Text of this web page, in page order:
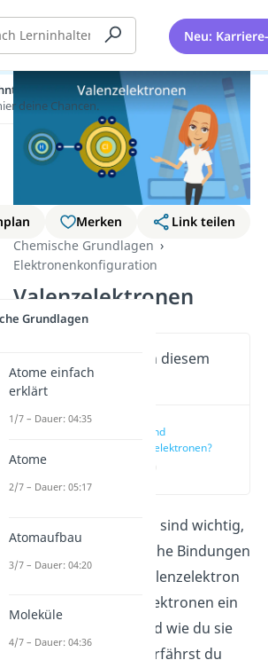
Neu:
Merken
Link teilen
Chemische Grundlagen
Elektronenkonfiguration
Valenzelektronen
Wichtige Inhalte in diesem
Video
Was sind
Valenzelektronen?
(00:14)
Die Valenzelektronen sind wichtig,
wenn Atome chemische Bindungen
eingehen. Was ein Valenzelektron
ist, wie viele Valenzelektronen ein
Atom haben kann und wie du sie
bestimmen kannst, erfährst du
sich!
deine Chancen.
Grundlagen
Atome einfach
erklärt
1/7 – Dauer: 04:35
Atome
2/7 – Dauer: 05:17
Atomaufbau
3/7 – Dauer: 04:20
Moleküle
4/7 – Dauer: 04:36